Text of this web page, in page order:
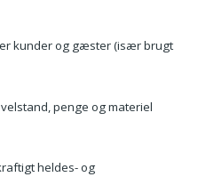
kunder og gæster (især brugt
penge og materiel
heldes- og